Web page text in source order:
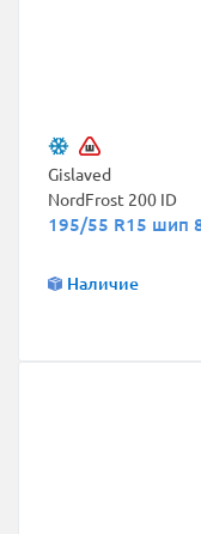
Gislaved
NordFrost 200 ID
195/55 R15 шип
Наличие